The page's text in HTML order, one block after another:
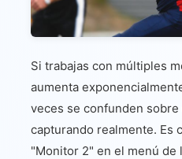
Si trabajas con múltiples
aumenta
veces se confunden
capturando realmente. Es
"Monitor 2" en el menú de